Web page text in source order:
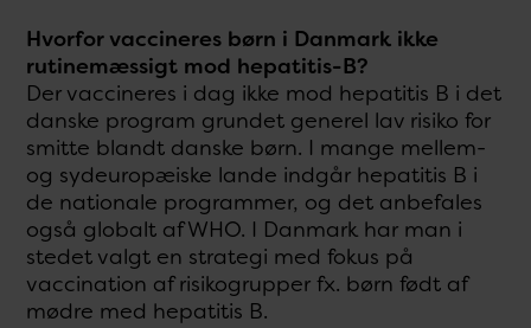
Hvorfor vaccineres børn i Danmark ikke
rutinemæssigt mod hepatitis-B?
Der vaccineres i dag ikke mod hepatitis B i det
danske program grundet generel lav risiko for
smitte blandt danske børn. I mange mellem-
og sydeuropæiske lande indgår hepatitis B i
de nationale programmer, og det anbefales
også globalt af WHO. I Danmark har man i
stedet valgt en strategi med fokus på
vaccination af risikogrupper fx. børn født af
mødre med hepatitis B.